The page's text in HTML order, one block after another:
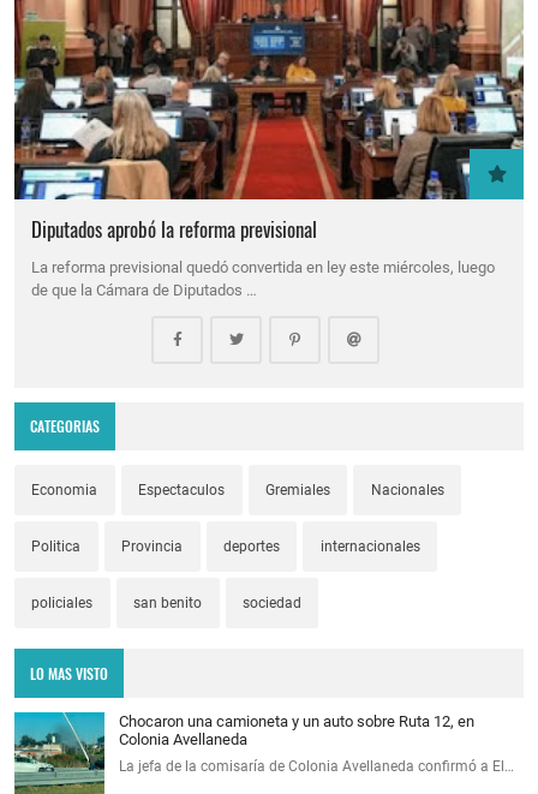
Diputados aprobó la reforma previsional
La reforma previsional quedó convertida en ley este miércoles, luego
de que la Cámara de Diputados …
CATEGORIAS
Economia Espectaculos Gremiales Nacionales
Politica Provincia deportes internacionales
policiales san benito sociedad
LO MAS VISTO
Chocaron una camioneta y un auto sobre Ruta 12, en
Colonia Avellaneda
La jefa de la comisaría de Colonia Avellaneda confirmó a El…